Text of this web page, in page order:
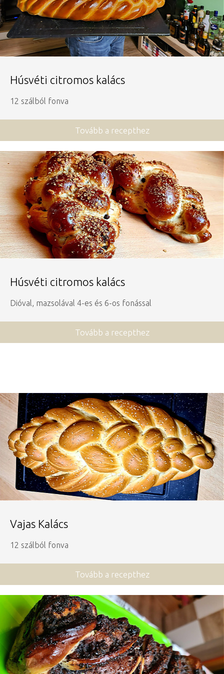
Húsvéti citromos kalács
12 szálból fonva
Tovább a recepthez
Húsvéti citromos kalács
Dióval, mazsolával 4-es és 6-os fonással
Tovább a recepthez
Vajas Kalács
12 szálból fonva
Tovább a recepthez